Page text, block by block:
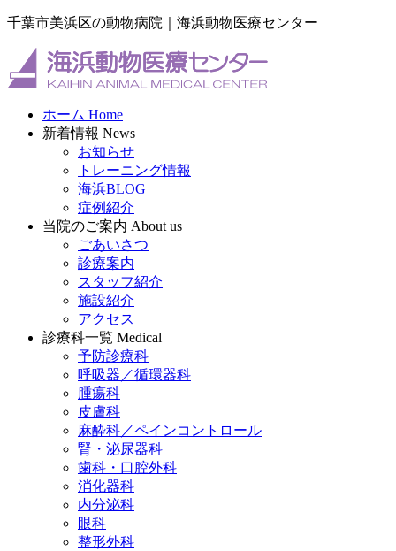
千葉市美浜区の動物病院｜海浜動物医療センター
ホーム Home
新着情報 News
お知らせ
トレーニング情報
海浜BLOG
症例紹介
当院のご案内 About us
ごあいさつ
診療案内
スタッフ紹介
施設紹介
アクセス
診療科一覧 Medical
予防診療科
呼吸器／循環器科
腫瘍科
皮膚科
麻酔科／ペインコントロール
腎・泌尿器科
歯科・口腔外科
消化器科
内分泌科
眼科
整形外科